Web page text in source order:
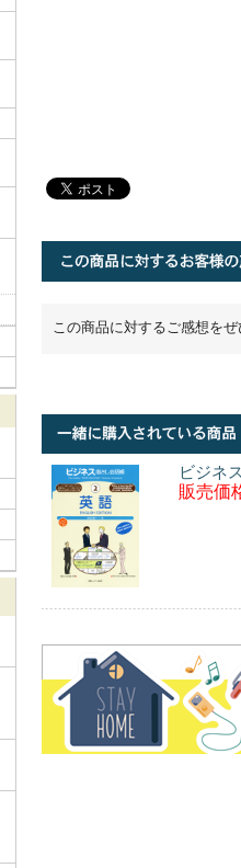
この商品に対するご感想をぜ
ビジネ
販売価